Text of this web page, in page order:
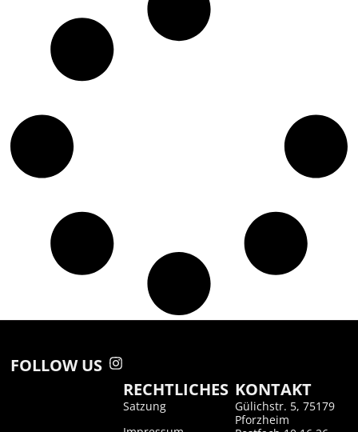
FOLLOW US
RECHTLICHES
Satzung
KONTAKT
Gülichstr. 5, 75179
Pforzheim